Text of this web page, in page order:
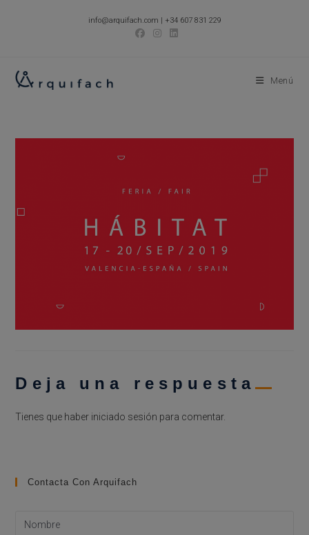
info@arquifach.com | +34 607 831 229
Menú
Deja una respuesta
Tienes que haber iniciado sesión para comentar.
Contacta Con Arquifach